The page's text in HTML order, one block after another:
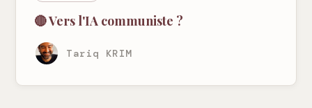
🔴 Vers l'IA communiste ?
Tariq KRIM